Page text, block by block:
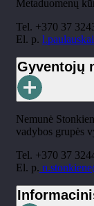
Metaduomenų
Tel. +370 37
El. p.
Gyventojų
Nemunė
vadybos grupės
Tel. +370 37
El. p.